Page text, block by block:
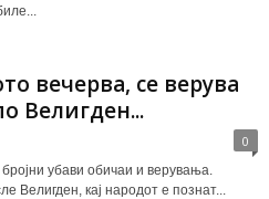
вечерва, се верува
Велигден...
0
убави обичаи и верувања.
Велигден, кај народот е познат...